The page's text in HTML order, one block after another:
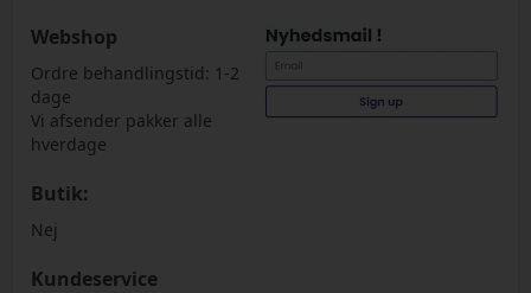
Webshop
Ordre behandlingstid: 1-2
dage
Vi afsender pakker alle
hverdage
Butik:
Nej
Kundeservice